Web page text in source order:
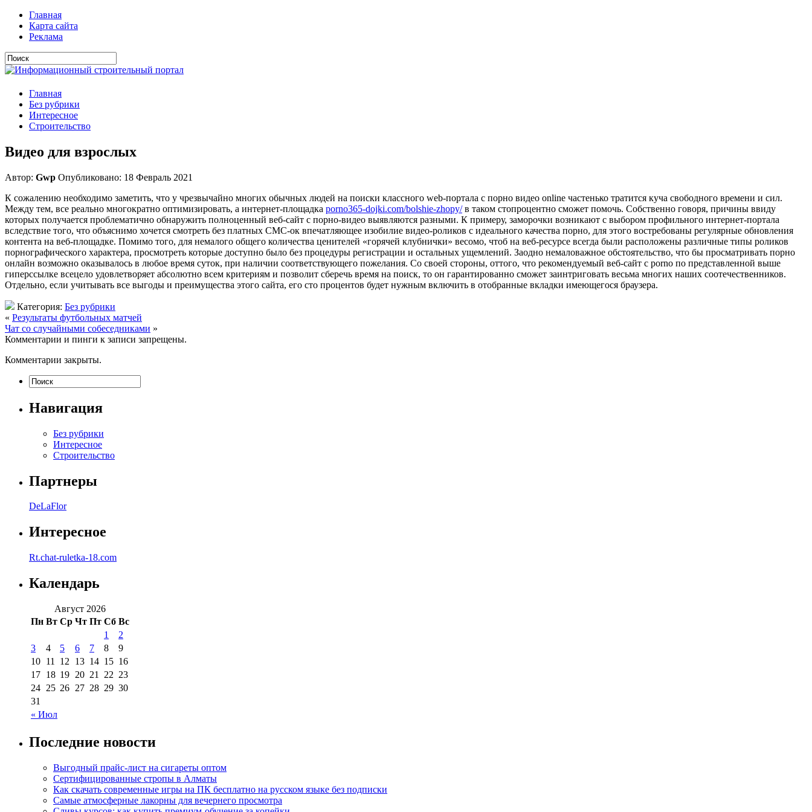
Главная
Карта сайта
Реклама
Главная
Без рубрики
Интересное
Строительство
Видео для взрослых
Автор: Gwp Опубликовано: 18 Февраль 2021
К сожалению необходимо заметить, что у чрезвычайно многих обычных людей на поиски классного web-портала с порно видео online частенько тратится куча свободного времени и сил.
Между тем, все реально многократно оптимизировать, а интернет-площадка porno365-dojki.com/bolshie-zhopy/в таком стопроцентно сможет помочь. Собственно говоря, причины ввиду
которых получается проблематично обнаружить полноценный веб-сайт с порно-видео выявляются разными. К примеру, заморочки возникают с выбором профильного интернет-портала
вследствие того, что объяснимо хочется смотреть без платных СМС-ок впечатляющее изобилие видео-роликов с идеального качества порно, для этого востребованы регулярные обновления
контента на веб-площадке. Помимо того, для немалого общего количества ценителей «горячей клубнички» весомо, чтоб на веб-ресурсе всегда были расположены различные типы роликов
порнографического характера, просмотреть которые доступно было без процедуры регистрации и остальных ущемлений. Заодно немаловажное обстоятельство, что бы просматривать порно
онлайн возможно оказывалось в любое время суток, при наличии соответствующего пожелания. Со своей стороны, оттого, что рекомендуемый веб-сайт с porno по представленной выше
гиперссылке всецело удовлетворяет абсолютно всем критериям и позволит сберечь время на поиск, то он гарантированно сможет заинтриговать весьма многих наших соотечественников.
Отдельно, если учитывать все выгоды и преимущества этого сайта, его сто процентов будет нужным включить в отобранные вкладки имеющегося браузера.
Категория: Без рубрики
« Результаты футбольных матчей
Чат со случайными собеседниками »
Комментарии и пинги к записи запрещены.
Комментарии закрыты.
Навигация
Без рубрики
Интересное
Строительство
Партнеры
DeLaFlor
Интересное
Rt.chat-ruletka-18.com
Календарь
Август 2026
Пн Вт Ср Чт Пт Сб Вс
« Июл
1
2
3
4 5 6 7 8
9
10 11 12 13 14 15 16
17 18 19 20 21 22 23
24 25 26 27 28 29 30
31
Последние новости
Выгодный прайс-лист на сигареты оптом
Сертифицированные стропы в Алматы
Как скачать современные игры на ПК бесплатно на русском языке без подписки
Самые атмосферные лакорны для вечернего просмотра